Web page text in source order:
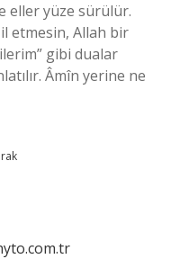
eller yüze sürülür.
etmesin, Allah bir
gibi dualar
Âmîn yerine ne